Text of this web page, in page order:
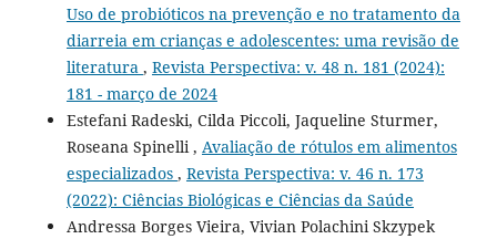
Uso de probióticos na prevenção e no tratamento da
diarreia em crianças e adolescentes: uma revisão de
literatura , Revista Perspectiva: v. 48 n. 181 (2024):
181 - março de 2024
Estefani Radeski, Cilda Piccoli, Jaqueline Sturmer,
Roseana Spinelli , Avaliação de rótulos em alimentos
especializados , Revista Perspectiva: v. 46 n. 173
(2022): Ciências Biológicas e Ciências da Saúde
Andressa Borges Vieira, Vivian Polachini Skzypek